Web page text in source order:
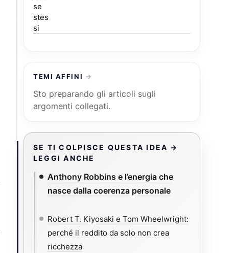
TEMI AFFINI
Sto preparando gli articoli sugli
argomenti collegati.
SE TI COLPISCE QUESTA IDEA →
LEGGI ANCHE
Anthony Robbins e l’energia che
nasce dalla coerenza personale
Robert T. Kiyosaki e Tom Wheelwright:
perché il reddito da solo non crea
ricchezza